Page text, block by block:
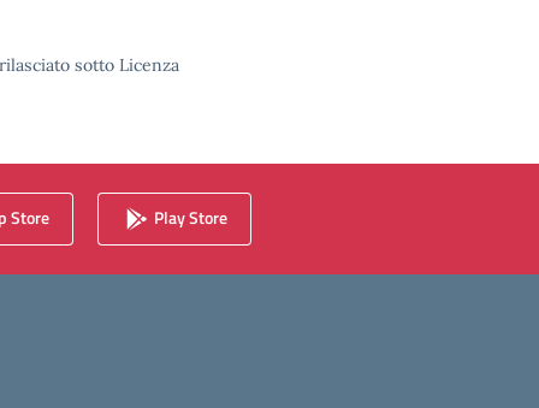
sotto Licenza
Store Play Store